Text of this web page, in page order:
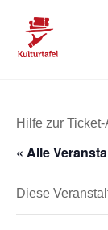
content
Hilfe zur
« Alle
Diese